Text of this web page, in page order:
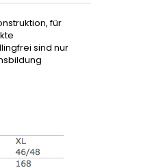
für
sind nur